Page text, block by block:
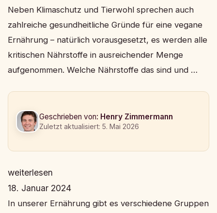
Neben Klimaschutz und Tierwohl sprechen auch
zahlreiche gesundheitliche Gründe für eine vegane
Ernährung – natürlich vorausgesetzt, es werden alle
kritischen Nährstoffe in ausreichender Menge
aufgenommen. Welche Nährstoffe das sind und …
Geschrieben von: Henry Zimmermann
Zuletzt aktualisiert: 5. Mai 2026
weiterlesen
18. Januar 2024
In unserer Ernährung gibt es verschiedene Gruppen